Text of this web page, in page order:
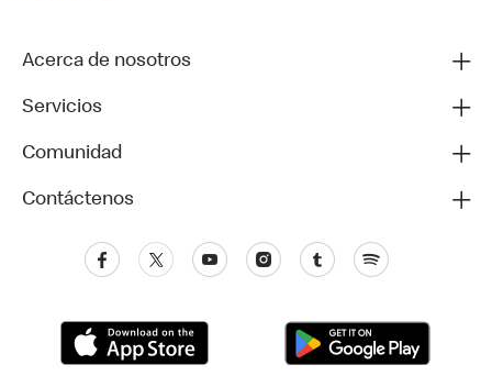
Acerca de nosotros
Servicios
Comunidad
Contáctenos